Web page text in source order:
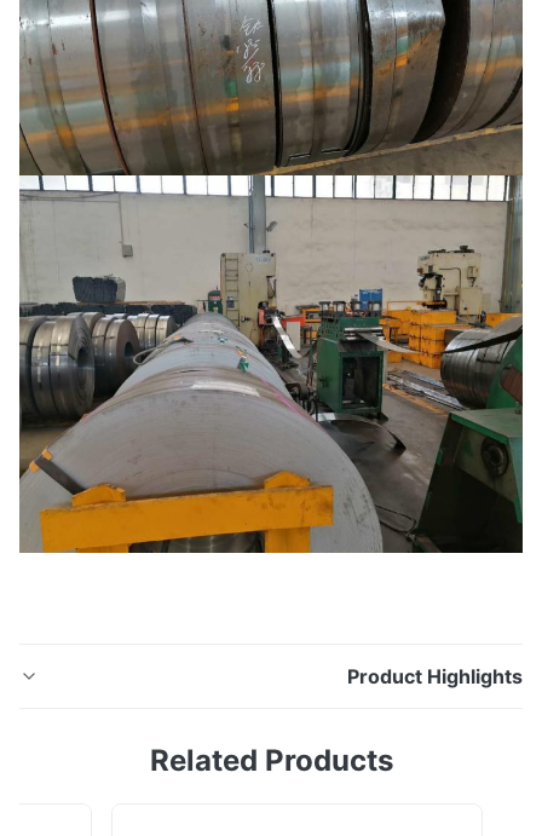
Product
بسماكة 0.3 مم -50 مم مواصفات المنتج لفائف الصلب
Related Products